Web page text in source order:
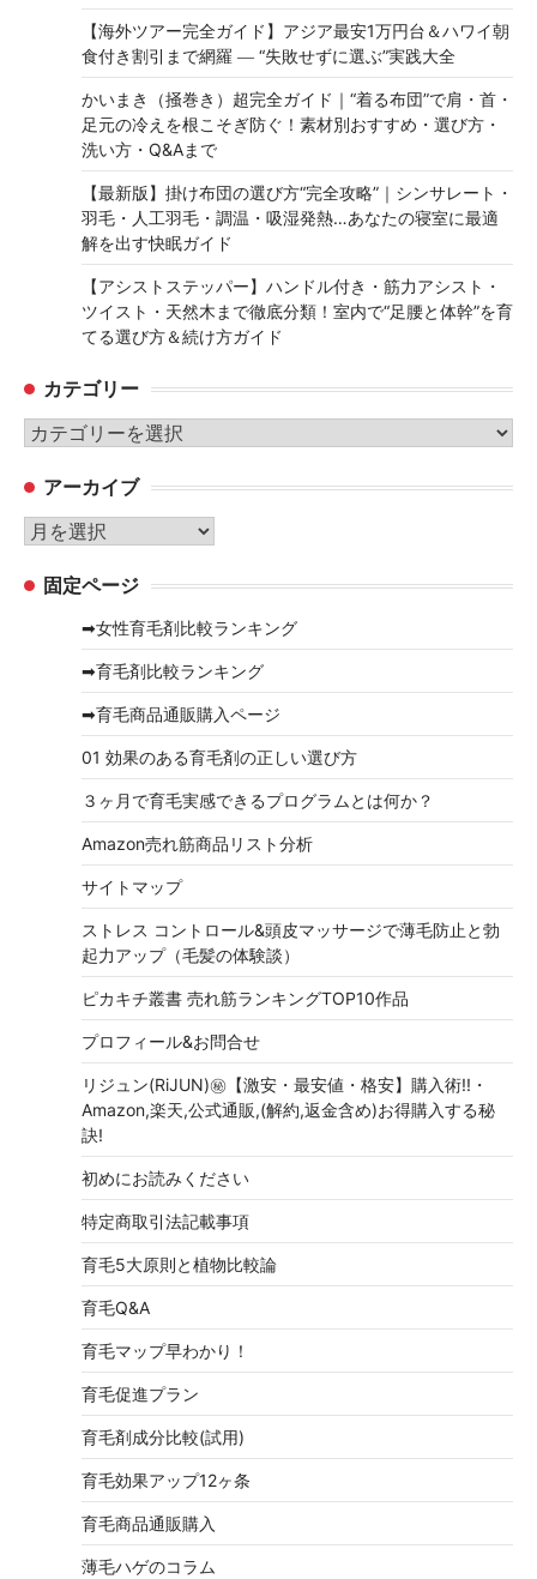
【海外ツアー完全ガイド】アジア最安1万円台＆ハワイ朝
食付き割引まで網羅 ― “失敗せずに選ぶ”実践大全
かいまき（掻巻き）超完全ガイド｜“着る布団”で肩・首・
足元の冷えを根こそぎ防ぐ！素材別おすすめ・選び方・
洗い方・Q&Aまで
【最新版】掛け布団の選び方“完全攻略”｜シンサレート・
羽毛・人工羽毛・調温・吸湿発熱…あなたの寝室に最適
解を出す快眠ガイド
【アシストステッパー】ハンドル付き・筋力アシスト・
ツイスト・天然木まで徹底分類！室内で“足腰と体幹”を育
てる選び方＆続け方ガイド
カテゴリー
カ
ゴ
リ
ー
アーカイブ
ア
カ 固定ページ
➡女性育毛剤比較ランキング
➡育毛剤比較ランキング
➡育毛商品通販購入ページ
01 効果のある育毛剤の正しい選び方
３ヶ月で育毛実感できるプログラムとは何か？
Amazon売れ筋商品リスト分析
サイトマップ
ストレス コントロール&頭皮マッサージで薄毛防止と勃
起力アップ（毛髪の体験談）
ピカキチ叢書 売れ筋ランキングTOP10作品
プロフィール&お問合せ
リジュン(RiJUN)㊙【激安・最安値・格安】購入術!!・
Amazon,楽天,公式通販,(解約,返金含め)お得購入する秘
訣!
初めにお読みください
特定商取引法記載事項
育毛5大原則と植物比較論
育毛Q&A
育毛マップ早わかり！
育毛促進プラン
育毛剤成分比較(試用)
育毛効果アップ12ヶ条
育毛商品通販購入
薄毛ハゲのコラム